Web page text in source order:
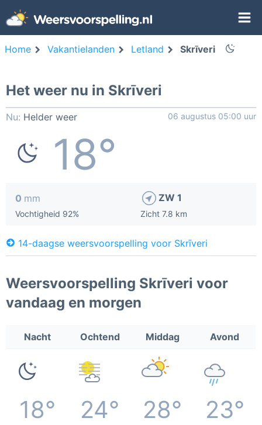
Home Vakantielanden Letland Skrīveri
Het weer nu in Skrīveri
Nu: Helder weer 06 augustus 05:00 uur
18°
0 mm
Vochtigheid 92%
ZW 1
Zicht 7.8 km
14-daagse weersvoorspelling voor Skrīveri
Weersvoorspelling Skrīveri voor
vandaag en morgen
Nacht Ochtend Middag Avond
18° 24° 28° 23°